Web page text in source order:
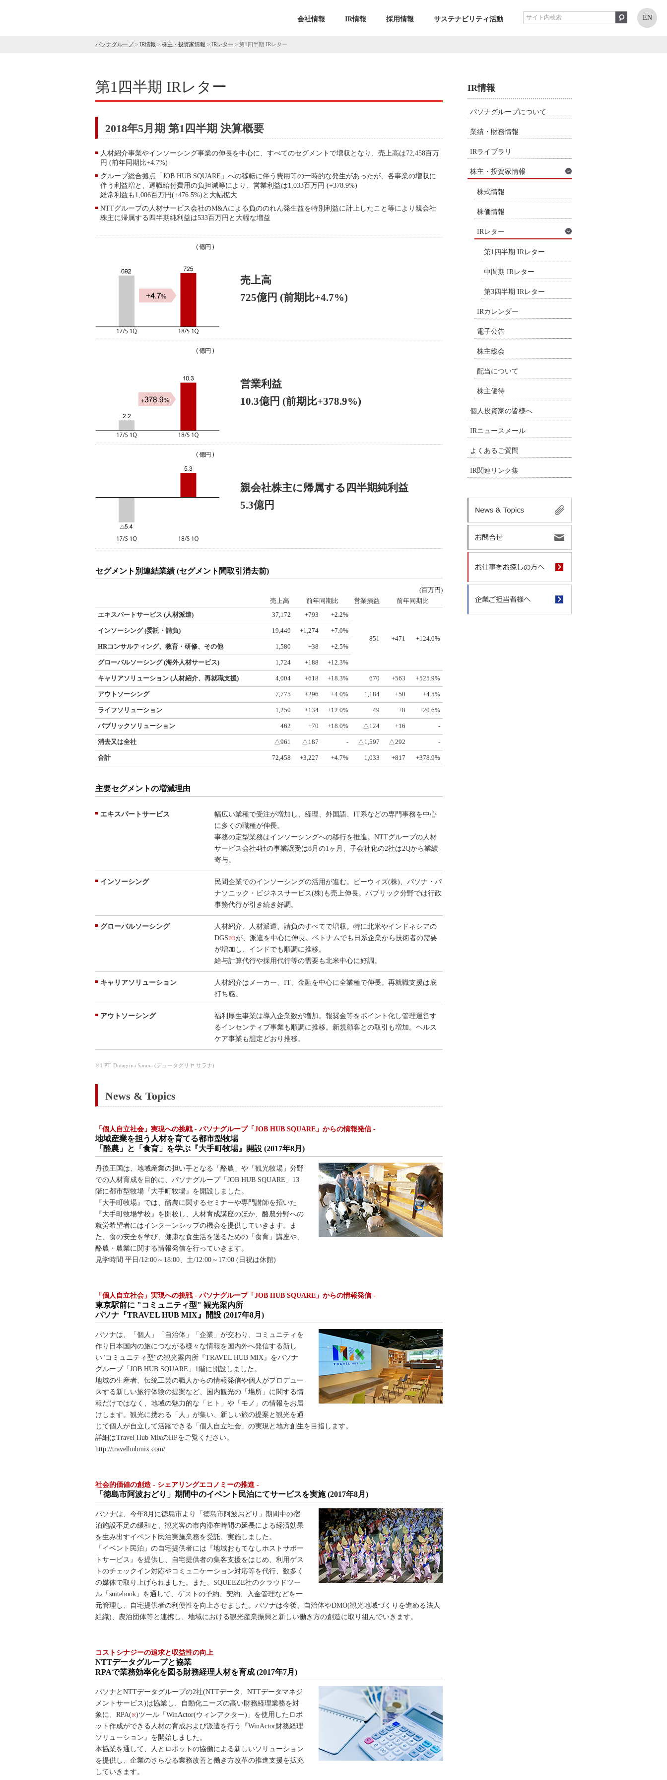
会社情報 IR情報 採用情報 サステナビリティ活動 EN
パソナグループ> IR情報 > 株主・投資家情報 > IRレター > 第1四半期 IRレター
第1四半期 IRレター
2018年5月期 第1四半期 決算概要
人材紹介事業やインソーシング事業の伸長を中心に、すべてのセグメントで増収となり、売上高は72,458百万
円 (前年同期比+4.7%)
グループ総合拠点「JOB HUB SQUARE」への移転に伴う費用等の一時的な発生があったが、各事業の増収に
伴う利益増と、退職給付費用の負担減等により、営業利益は1,033百万円 (+378.9%)
経常利益も1,006百万円(+476.5%)と大幅拡大
NTTグループの人材サービス会社のM&Aによる負ののれん発生益を特別利益に計上したこと等により親会社
株主に帰属する四半期純利益は533百万円と大幅な増益
売上高
725億円 (前期比+4.7%)
営業利益
10.3億円 (前期比+378.9%)
親会社株主に帰属する四半期純利益
5.3億円
セグメント別連結業績 (セグメント間取引消去前)
(百万円)
売上高
前年同期比 営業損益
前年同期比
エキスパートサービス (人材派遣)
37,172 +793 +2.2%
851 +471 +124.0%
インソーシング (委託・請負) 19,449 +1,274 +7.0%
HRコンサルティング、教育・研修、その他 1,580 +38 +2.5%
グローバルソーシング (海外人材サービス) 1,724 +188 +12.3%
キャリアソリューション (人材紹介、再就職支援) 4,004 +618 +18.3% 670 +563 +525.9%
アウトソーシング 7,775 +296 +4.0% 1,184 +50 +4.5%
ライフソリューション 1,250 +134 +12.0% 49 +8 +20.6%
パブリックソリューション 462 +70 +18.0% △124 +16 -
消去又は全社 △961 △187 - △1,597 △292 -
合計 72,458 +3,227 +4.7% 1,033 +817 +378.9%
主要セグメントの増減理由
エキスパートサービス
幅広い業種で受注が増加し、経理、外国語、IT系などの専門事務を中心
に多くの職種が伸長。
事務の定型業務はインソーシングへの移行を推進。NTTグループの人材
サービス会社4社の事業譲受は8月の1ヶ月、子会社化の2社は2Qから業績
寄与。
インソーシング
民間企業でのインソーシングの活用が進む。ビーウィズ(株)、パソナ・パ
ナソニック・ビジネスサービス(株)も売上伸長。パブリック分野では行政
事務代行が引き続き好調。
グローバルソーシング
人材紹介、人材派遣、請負のすべてで増収。特に北米やインドネシアの
DGS※1が、派遣を中心に伸長。ベトナムでも日系企業から技術者の需要
が増加し、インドでも順調に推移。
給与計算代行や採用代行等の需要も北米中心に好調。
キャリアソリューション
人材紹介はメーカー、IT、金融を中心に全業種で伸長。再就職支援は底
打ち感。
アウトソーシング
福利厚生事業は導入企業数が増加。報奨金等をポイント化し管理運営す
るインセンティブ事業も順調に推移。新規顧客との取引も増加。ヘルス
ケア事業も想定どおり推移。
※1 PT. Dutagriya Sarana (デュータグリヤ サラナ)
News & Topics
「個人自立社会」実現への挑戦 - パソナグループ「JOB HUB SQUARE」からの情報発信 -
地域産業を担う人材を育てる都市型牧場
「酪農」と「食育」を学ぶ『大手町牧場』開設 (2017年8月)
丹後王国は、地域産業の担い手となる「酪農」や「観光牧場」分野
での人材育成を目的に、パソナグループ「JOB HUB SQUARE」13
階に都市型牧場『大手町牧場』を開設しました。
『大手町牧場』では、酪農に関するセミナーや専門講師を招いた
『大手町牧場学校』を開校し、人材育成講座のほか、酪農分野への
就労希望者にはインターンシップの機会を提供していきます。ま
た、食の安全を学び、健康な食生活を送るための「食育」講座や、
酪農・農業に関する情報発信を行っていきます。
見学時間 平日/12:00～18:00、土/12:00～17:00 (日祝は休館)
「個人自立社会」実現への挑戦 - パソナグループ「JOB HUB SQUARE」からの情報発信 -
東京駅前に "コミュニティ型" 観光案内所
パソナ『TRAVEL HUB MIX』開設 (2017年8月)
パソナは、「個人」「自治体」「企業」が交わり、コミュニティを
作り日本国内の旅につながる様々な情報を国内外へ発信する新し
い"コミュニティ型"の観光案内所『TRAVEL HUB MIX』をパソナ
グループ「JOB HUB SQUARE」1階に開設しました。
地域の生産者、伝統工芸の職人からの情報発信や個人がプロデュー
スする新しい旅行体験の提案など、国内観光の「場所」に関する情
報だけではなく、地域の魅力的な「ヒト」や「モノ」の情報をお届
けします。観光に携わる「人」が集い、新しい旅の提案と観光を通
じて個人が自立して活躍できる「個人自立社会」の実現と地方創生を目指します。
詳細はTravel Hub MixのHPをご覧ください。
http://travelhubmix.com/
社会的価値の創造 - シェアリングエコノミーの推進 -
「徳島市阿波おどり」期間中のイベント民泊にてサービスを実施 (2017年8月)
パソナは、今年8月に徳島市より「徳島市阿波おどり」期間中の宿
泊施設不足の緩和と、観光客の市内滞在時間の延長による経済効果
を生み出すイベント民泊実施業務を受託、実施しました。
「イベント民泊」の自宅提供者には『地域おもてなしホストサポー
トサービス』を提供し、自宅提供者の集客支援をはじめ、利用ゲス
トのチェックイン対応やコミュニケーション対応等を代行、数多く
の媒体で取り上げられました。また、SQUEEZE社のクラウドツー
ル「suitebook」を通して、ゲストの予約、契約、入金管理などを一
元管理し、自宅提供者の利便性を向上させました。パソナは今後、自治体やDMO(観光地域づくりを進める法人
組織)、農泊団体等と連携し、地域における観光産業振興と新しい働き方の創造に取り組んでいきます。
コストシナジーの追求と収益性の向上
NTTデータグループと協業
RPAで業務効率化を図る財務経理人材を育成 (2017年7月)
パソナとNTTデータグループの2社(NTTデータ、NTTデータマネジ
メントサービス)は協業し、自動化ニーズの高い財務経理業務を対
象に、RPA(※)ツール「WinActor(ウィンアクター)」を使用したロボ
ット作成ができる人材の育成および派遣を行う『WinActor財務経理
ソリューション』を開始しました。
本協業を通して、人とロボットの協働による新しいソリューション
を提供し、企業のさらなる業務改善と働き方改革の推進支援を拡充
していきます。
IR情報
パソナグループについて
業績・財務情報
IRライブラリ
株主・投資家情報
株式情報
株価情報
IRレター
第1四半期 IRレター
中間期 IRレター
第3四半期 IRレター
IRカレンダー
電子公告
株主総会
配当について
株主優待
個人投資家の皆様へ
IRニュースメール
よくあるご質問
IR関連リンク集